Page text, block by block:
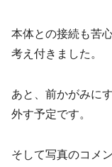
本体との接続も苦
考え付きました。
あと、前かがみに
外す予定です。
そして写真のコメ